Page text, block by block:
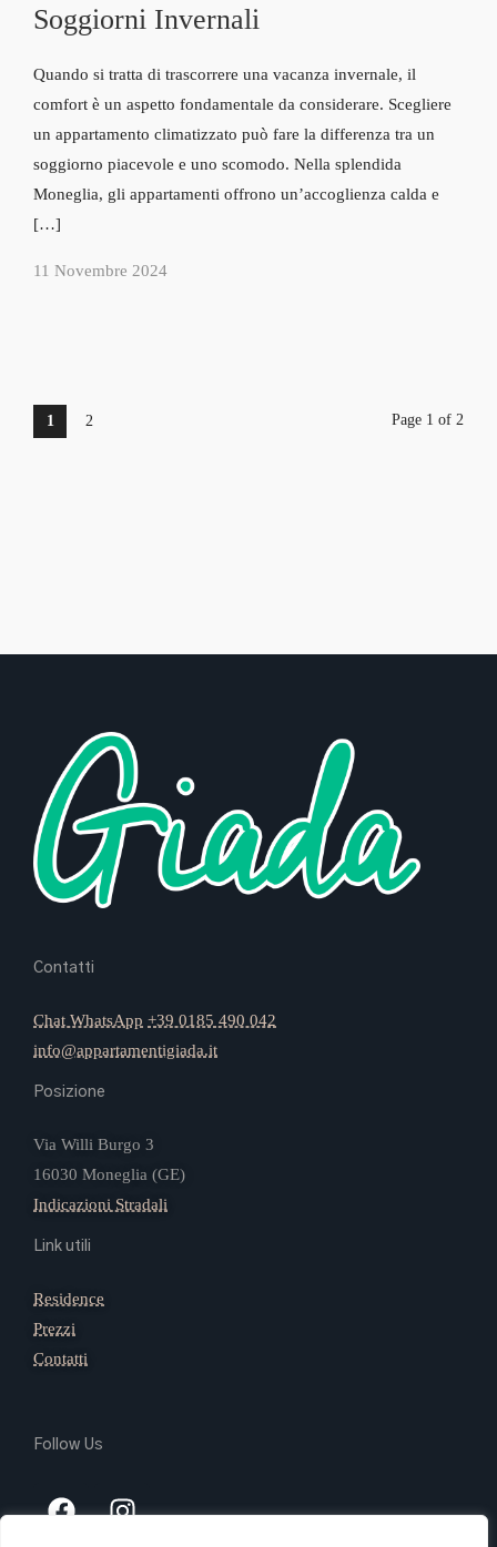
Soggiorni Invernali
Quando si tratta di trascorrere una vacanza invernale, il
comfort è un aspetto fondamentale da considerare. Scegliere
un appartamento climatizzato può fare la differenza tra un
soggiorno piacevole e uno scomodo. Nella splendida
Moneglia, gli appartamenti offrono un’accoglienza calda e
[…]
11 Novembre 2024
1 2 Page 1 of 2
Contatti
Chat WhatsApp +39 0185 490 042
info@appartamentigiada.it
Posizione
Via Willi Burgo 3
16030 Moneglia (GE)
Indicazioni Stradali
Link utili
Residence
Prezzi
Contatti
Follow Us